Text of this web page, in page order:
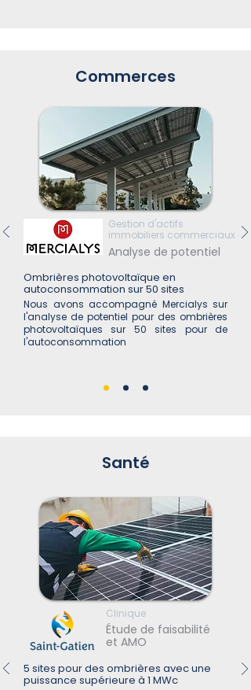
Commerces
Gestion d'actifs
immobiliers commerciaux
Analyse de potentiel
Ombrières photovoltaïque en
autoconsommation sur 50 sites
Nous avons accompagné Mercialys sur
l'analyse de potentiel pour des ombrières
photovoltaïques sur 50 sites pour de
l'autoconsommation
Santé
Clinique
Étude de faisabilité
et AMO
5 sites pour des ombrières avec une
puissance supérieure à 1 MWc